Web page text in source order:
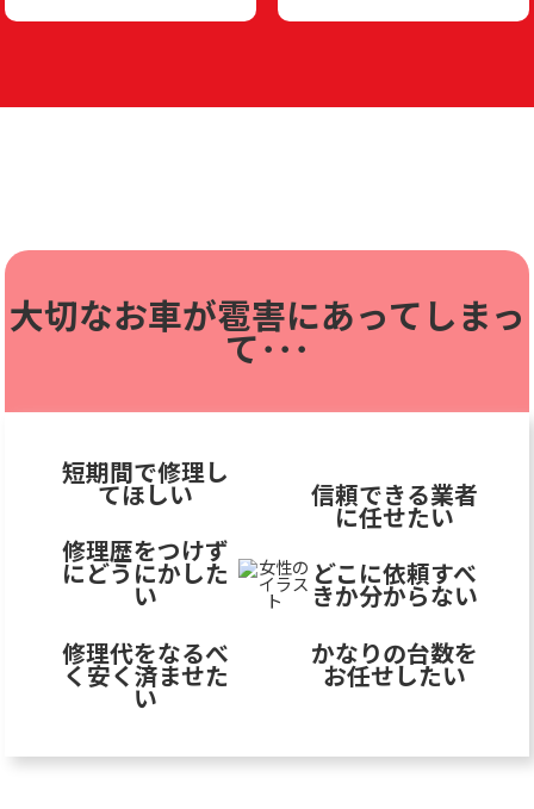
大切なお車が雹害にあってしまっ
て･･･
短期間で修理し
てほしい
修理歴をつけず
にどうにかした
い
修理代をなるべ
く安く済ませた
い
信頼できる業者
に任せたい
どこに依頼すべ
きか分からない
かなりの台数を
お任せしたい